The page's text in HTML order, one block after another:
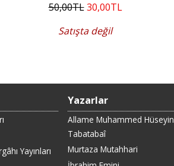
50,00TL 30,00TL
Satışta değil
Yayınları
Yazarlar
Allame Muhammed Hüseyin
Tabatabaî
Murtaza Mutahhari